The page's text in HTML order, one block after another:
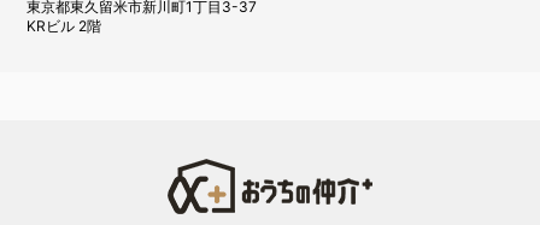
東京都東久留米市新川町1丁目3-37
KRビル 2階